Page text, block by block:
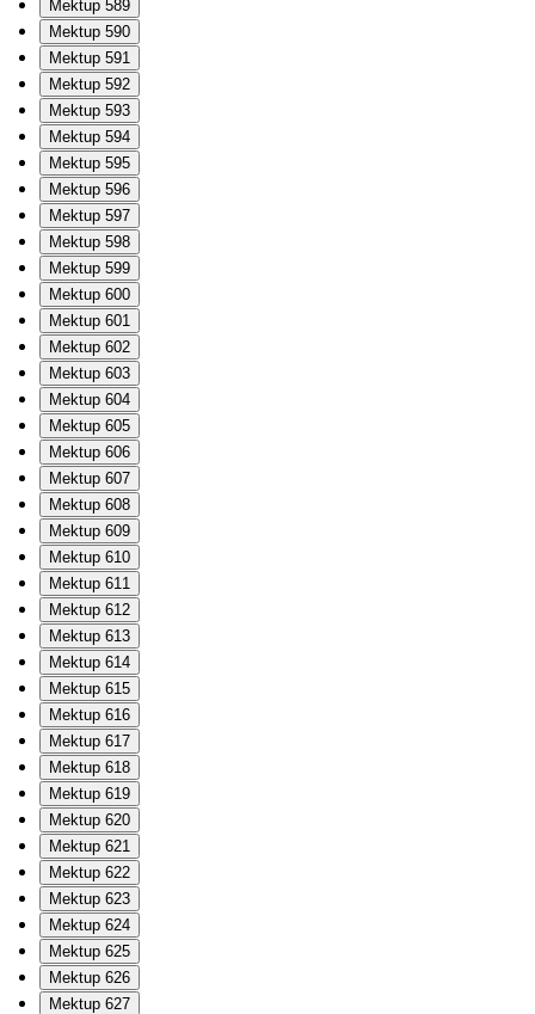
Mektup 589
Mektup 590
Mektup 591
Mektup 592
Mektup 593
Mektup 594
Mektup 595
Mektup 596
Mektup 597
Mektup 598
Mektup 599
Mektup 600
Mektup 601
Mektup 602
Mektup 603
Mektup 604
Mektup 605
Mektup 606
Mektup 607
Mektup 608
Mektup 609
Mektup 610
Mektup 611
Mektup 612
Mektup 613
Mektup 614
Mektup 615
Mektup 616
Mektup 617
Mektup 618
Mektup 619
Mektup 620
Mektup 621
Mektup 622
Mektup 623
Mektup 624
Mektup 625
Mektup 626
Mektup 627